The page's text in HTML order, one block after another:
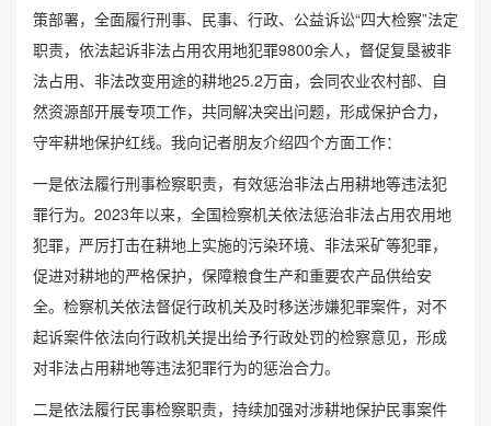
策部署，全面履行刑事、民事、行政、公益诉讼“四大检察”法定
职责，依法起诉非法占用农用地犯罪9800余人，督促复垦被非
法占用、非法改变用途的耕地25.2万亩，会同农业农村部、自
然资源部开展专项工作，共同解决突出问题，形成保护合力，
守牢耕地保护红线。我向记者朋友介绍四个方面工作：
一是依法履行刑事检察职责，有效惩治非法占用耕地等违法犯
罪行为。2023年以来，全国检察机关依法惩治非法占用农用地
犯罪，严厉打击在耕地上实施的污染环境、非法采矿等犯罪，
促进对耕地的严格保护，保障粮食生产和重要农产品供给安
全。检察机关依法督促行政机关及时移送涉嫌犯罪案件，对不
起诉案件依法向行政机关提出给予行政处罚的检察意见，形成
对非法占用耕地等违法犯罪行为的惩治合力。
二是依法履行民事检察职责，持续加强对涉耕地保护民事案件